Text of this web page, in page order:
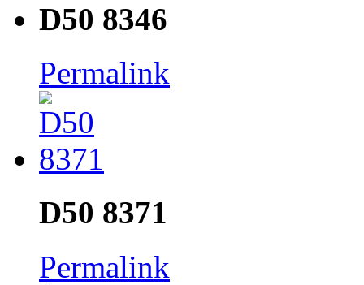
D50 8346
Permalink
D50 8371
Permalink